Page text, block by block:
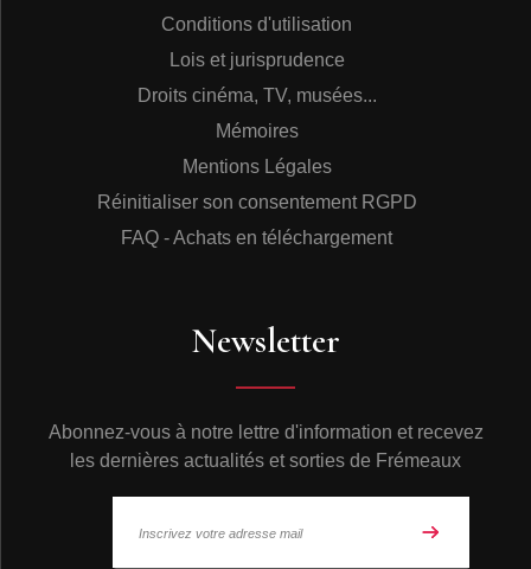
Conditions d'utilisation
Lois et jurisprudence
Droits cinéma, TV, musées...
Mémoires
Mentions Légales
Réinitialiser son consentement RGPD
FAQ - Achats en téléchargement
Newsletter
Abonnez-vous à notre lettre d'information et recevez
les dernières actualités et sorties de Frémeaux